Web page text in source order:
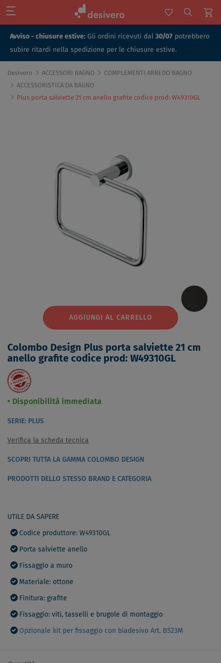
Avviso - chiusure estive: Gli ordini ricevuti dal 30/07 potrebbero
subire ritardi nella spedizione per le chiusure estive.
Desivero ACCESSORI BAGNO
COMPLEMENTI ARREDO BAGNO
ACCESSORISTICA DA BAGNO
Plus porta salviette 21 cm anello grafite codice prod: W49310GL
AGGIUNGI AL CARRELLO
Colombo Design Plus porta salviette 21 cm
anello grafite codice prod: W49310GL
Disponibilità immediata
SERIE: PLUS
Verifica la scheda tecnica
SCOPRI TUTTA LA GAMMA COLOMBO DESIGN
PRODOTTI DELLO STESSO BRAND E CATEGORIA
UTILE DA SAPERE
Codice produttore: W49310GL
Porta salviette anello
Fissaggio a muro
Materiale: ottone
Finitura: grafite
Fissaggio: viti, tasselli e brugole di montaggio
Opzionale kit per fissaggio con biadesivo Art. B523M